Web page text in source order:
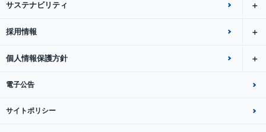
サステナビリティ
採用情報
個人情報保護方針
電子公告
サイトポリシー